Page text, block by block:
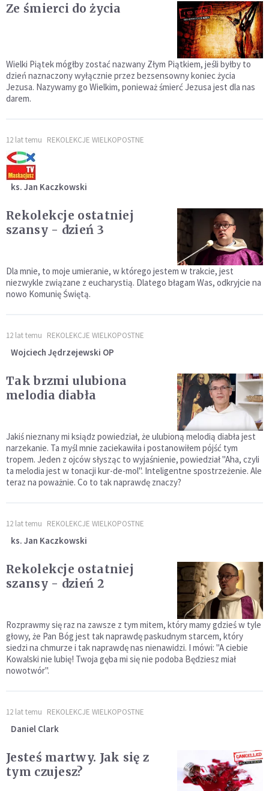
Ze śmierci do życia
Wielki Piątek mógłby zostać nazwany Złym Piątkiem, jeśli byłby to
dzień naznaczony wyłącznie przez bezsensowny koniec życia
Jezusa. Nazywamy go Wielkim, ponieważ śmierć Jezusa jest dla nas
darem.
12 lat temu REKOLEKCJE WIELKOPOSTNE
ks. Jan Kaczkowski
Rekolekcje ostatniej
szansy - dzień 3
Dla mnie, to moje umieranie, w którego jestem w trakcie, jest
niezwykle związane z eucharystią. Dlatego błagam Was, odkryjcie na
nowo Komunię Świętą.
12 lat temu REKOLEKCJE WIELKOPOSTNE
Wojciech Jędrzejewski OP
Tak brzmi ulubiona
melodia diabła
Jakiś nieznany mi ksiądz powiedział, że ulubioną melodią diabła jest
narzekanie. Ta myśl mnie zaciekawiła i postanowiłem pójść tym
tropem. Jeden z ojców słysząc to wyjaśnienie, powiedział "Aha, czyli
ta melodia jest w tonacji kur-de-mol". Inteligentne spostrzeżenie. Ale
teraz na poważnie. Co to tak naprawdę znaczy?
12 lat temu REKOLEKCJE WIELKOPOSTNE
ks. Jan Kaczkowski
Rekolekcje ostatniej
szansy - dzień 2
Rozprawmy się raz na zawsze z tym mitem, który mamy gdzieś w tyle
głowy, że Pan Bóg jest tak naprawdę paskudnym starcem, który
siedzi na chmurze i tak naprawdę nas nienawidzi. I mówi: "A ciebie
Kowalski nie lubię! Twoja gęba mi się nie podoba Będziesz miał
nowotwór".
12 lat temu REKOLEKCJE WIELKOPOSTNE
Daniel Clark
Jesteś martwy. Jak się z
tym czujesz?